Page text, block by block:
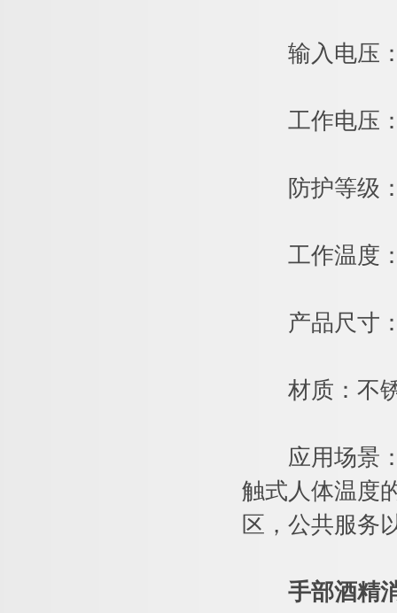
输入电压：
工作电压：
防护等级：
工作温度：-
产品尺寸：
材质：不锈
应用场景：
触式人体温度
区，公共服务
手部酒精